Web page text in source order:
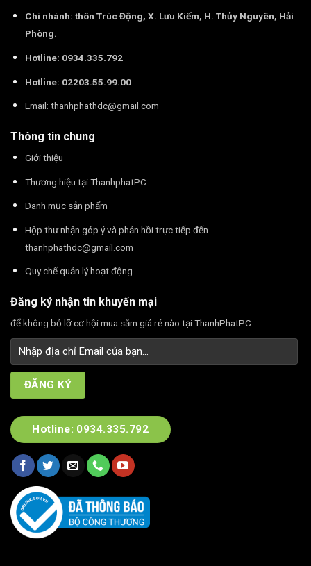
Chi nhánh: thôn Trúc Động, X. Lưu Kiếm, H. Thủy Nguyên, Hải
Phòng.
Hotline: 0934.335.792
Hotline: 02203.55.99.00
Email: thanhphathdc@gmail.com
Thông tin chung
Giới thiệu
Thương hiệu tại ThanhphatPC
Danh mục sản phẩm
Hộp thư nhận góp ý và phản hồi trực tiếp đến
thanhphathdc@gmail.com
Quy chế quản lý hoạt động
Đăng ký nhận tin khuyến mại
để không bỏ lỡ cơ hội mua sắm giá rẻ nào tại ThanhPhatPC:
Hotline: 0934.335.792